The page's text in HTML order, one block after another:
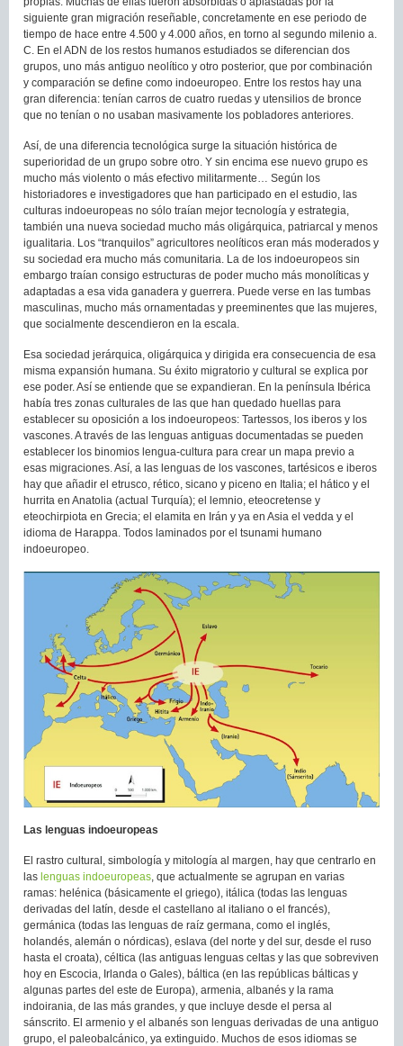
siguiente gran migración reseñable, concretamente en ese periodo de
tiempo de hace entre 4.500 y 4.000 años, en torno al segundo milenio a.
C. En el ADN de los restos humanos estudiados se diferencian dos
grupos, uno más antiguo neolítico y otro posterior, que por combinación
y comparación se define como indoeuropeo. Entre los restos hay una
gran diferencia: tenían carros de cuatro ruedas y utensilios de bronce
que no tenían o no usaban masivamente los pobladores anteriores.
Así, de una diferencia tecnológica surge la situación histórica de
superioridad de un grupo sobre otro. Y sin encima ese nuevo grupo es
mucho más violento o más efectivo militarmente… Según los
historiadores e investigadores que han participado en el estudio, las
culturas indoeuropeas no sólo traían mejor tecnología y estrategia,
también una nueva sociedad mucho más oligárquica, patriarcal y menos
igualitaria. Los “tranquilos” agricultores neolíticos eran más moderados y
su sociedad era mucho más comunitaria. La de los indoeuropeos sin
embargo traían consigo estructuras de poder mucho más monolíticas y
adaptadas a esa vida ganadera y guerrera. Puede verse en las tumbas
masculinas, mucho más ornamentadas y preeminentes que las mujeres,
que socialmente descendieron en la escala.
Esa sociedad jerárquica, oligárquica y dirigida era consecuencia de esa
misma expansión humana. Su éxito migratorio y cultural se explica por
ese poder. Así se entiende que se expandieran. En la península Ibérica
había tres zonas culturales de las que han quedado huellas para
establecer su oposición a los indoeuropeos: Tartessos, los iberos y los
vascones. A través de las lenguas antiguas documentadas se pueden
establecer los binomios lengua-cultura para crear un mapa previo a
esas migraciones. Así, a las lenguas de los vascones, tartésicos e iberos
hay que añadir el etrusco, rético, sicano y piceno en Italia; el hático y el
hurrita en Anatolia (actual Turquía); el lemnio, eteocretense y
eteochirpiota en Grecia; el elamita en Irán y ya en Asia el vedda y el
idioma de Harappa. Todos laminados por el tsunami humano
indoeuropeo.
Las lenguas indoeuropeas
El rastro cultural, simbología y mitología al margen, hay que centrarlo en
las lenguas indoeuropeas , que actualmente se agrupan en varias
ramas: helénica (básicamente el griego), itálica (todas las lenguas
derivadas del latín, desde el castellano al italiano o el francés),
germánica (todas las lenguas de raíz germana, como el inglés,
holandés, alemán o nórdicas), eslava (del norte y del sur, desde el ruso
hasta el croata), céltica (las antiguas lenguas celtas y las que sobreviven
hoy en Escocia, Irlanda o Gales), báltica (en las repúblicas bálticas y
algunas partes del este de Europa), armenia, albanés y la rama
indoirania, de las más grandes, y que incluye desde el persa al
sánscrito. El armenio y el albanés son lenguas derivadas de una antiguo
grupo, el paleobalcánico, ya extinguido. Muchos de esos idiomas se